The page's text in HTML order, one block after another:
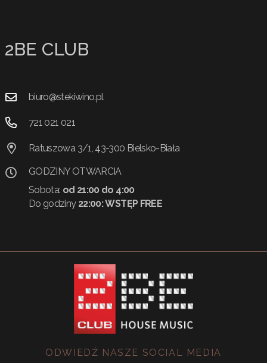
2BE CLUB
biuro@stekiwino.pl
721 021 021
Ratuszowa 3/1, 43-300 Bielsko-Biała
GODZINY OTWARCIA
Sobota: od 21:00 do 4:00
Do godziny 22:00:WSTĘP FREE
ODWIEDŹ NASZE SOCIAL MEDIA